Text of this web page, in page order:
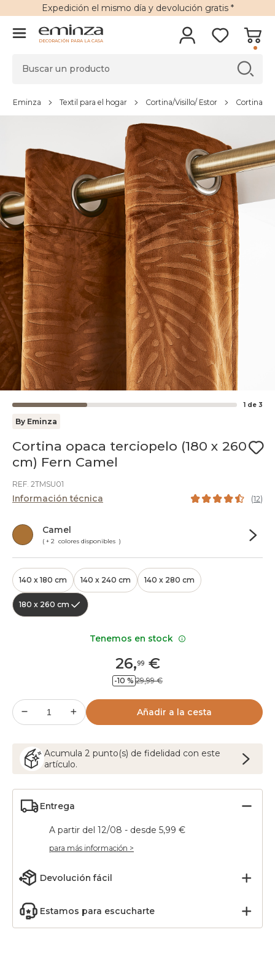
Expedición el mismo día y devolución gratis*
DECORACIÓN PARA LA CASA
Eminza Textil para el hogar Cortina/Visillo/ Estor Cortina
1 de 3
By Eminza
Cortina opaca terciopelo (180 x 260
cm) Fern Camel
REF. 2TMSU01
Información técnica (12)
Camel
( + 2 colores disponibles )
140 x 180 cm 140 x 240 cm 140 x 280 cm
180 x 260 cm
26,99€
-10 % 29,99 €
Añadir a la cesta
Acumula 2 punto(s) de fidelidad con este
artículo.
Entrega
A partir del 12/08 - desde 5,99 €
para más información >
Devolución fácil
Estamos para escucharte